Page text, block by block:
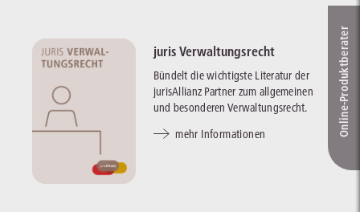
juris Verwaltungsrecht
Bündelt die wichtigste Literatur der
jurisAllianz Partner zum allgemeinen
und besonderen Verwaltungsrecht.
mehr Informationen
Online-Produkt­berater